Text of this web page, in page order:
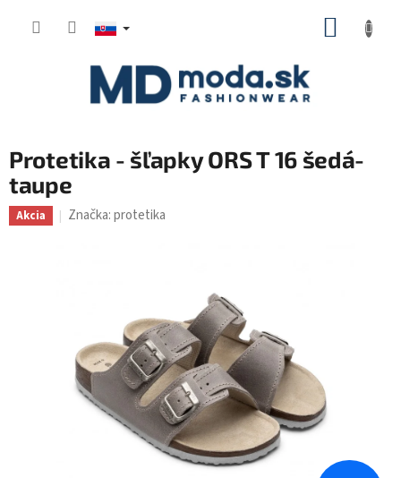
Protetika - šľapky ORS T 16 šedá-
taupe
Akcia Značka:protetika